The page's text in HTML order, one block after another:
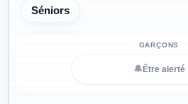
Séniors
🔔 Être alerté